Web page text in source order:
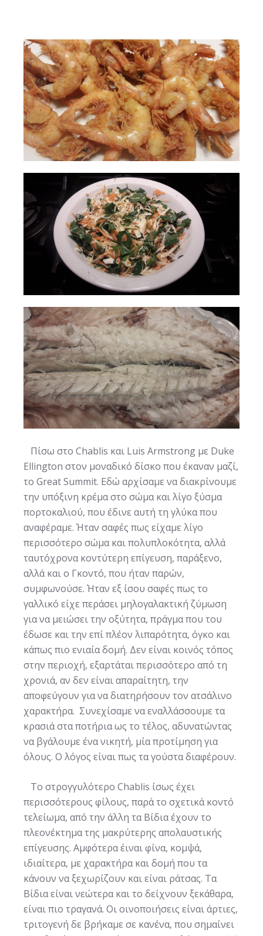
Πίσω στο Chablis και Luis Armstrong με Duke
Ellington στον μοναδικό δίσκο που έκαναν μαζί,
το Great Summit. Εδώ αρχίσαμε να διακρίνουμε
την υπόξινη κρέμα στο σώμα και λίγο ξύσμα
πορτοκαλιού, που έδινε αυτή τη γλύκα που
αναφέραμε. Ήταν σαφές πως είχαμε λίγο
περισσότερο σώμα και πολυπλοκότητα, αλλά
ταυτόχρονα κοντύτερη επίγευση, παράξενο,
αλλά και ο Γκοντό, που ήταν παρών,
συμφωνούσε. Ήταν εξ ίσου σαφές πως το
γαλλικό είχε περάσει μηλογαλακτική ζύμωση
για να μειώσει την οξύτητα, πράγμα που του
έδωσε και την επί πλέον λιπαρότητα, όγκο και
κάπως πιο ενιαία δομή. Δεν είναι κοινός τόπος
στην περιοχή, εξαρτάται περισσότερο από τη
χρονιά, αν δεν είναι απαραίτητη, την
αποφεύγουν για να διατηρήσουν τον ατσάλινο
χαρακτήρα. Συνεχίσαμε να εναλλάσσουμε τα
κρασιά στα ποτήρια ως το τέλος, αδυνατώντας
να βγάλουμε ένα νικητή, μία προτίμηση για
όλους. Ο λόγος είναι πως τα γούστα διαφέρουν.
Το στρογγυλότερο Chablis ίσως έχει
περισσότερους φίλους, παρά το σχετικά κοντό
τελείωμα, από την άλλη τα Βίδια έχουν το
πλεονέκτημα της μακρύτερης απολαυστικής
επίγευσης. Αμφότερα έιναι φίνα, κομψά,
ιδιαίτερα, με χαρακτήρα και δομή που τα
κάνουν να ξεχωρίζουν και είναι ράτσας. Τα
Βίδια είναι νεώτερα και το δείχνουν ξεκάθαρα,
είναι πιο τραγανά. Οι οινοποιήσεις είναι άρτιες,
τριτογενή δε βρήκαμε σε κανένα, που σημαίνει